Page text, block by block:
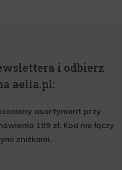
i odbierz
aelia.pl:
asortyment przy
199 zł. Kod nie łączy
zniżkami.